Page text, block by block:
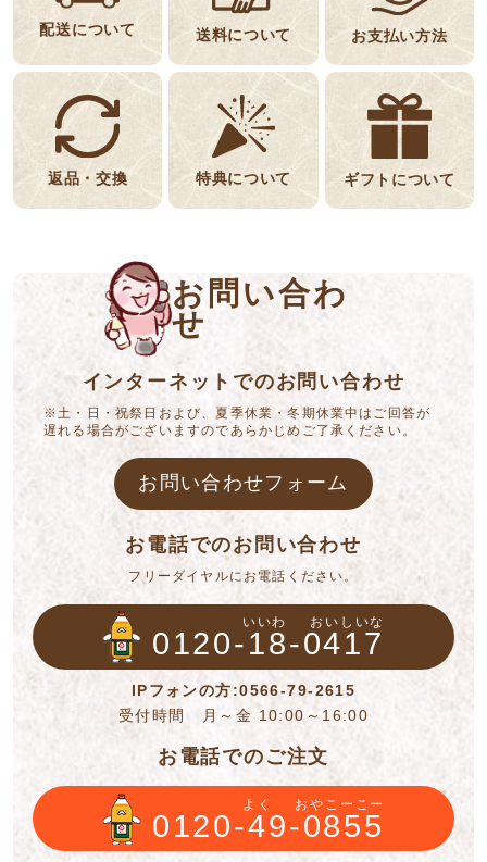
配送について 送料について お支払い方法
返品・交換 特典について ギフトについて
お問い合わ
せ
インターネットでのお問い合わせ
※土・日・祝祭日および、夏季休業・冬期休業中はご回答が
遅れる場合がございますのであらかじめご了承ください。
お問い合わせフォーム
お電話でのお問い合わせ
フリーダイヤルにお電話ください。
いいわ おいしいな
0120-18-0417
IPフォンの方:0566-79-2615
受付時間 月～金 10:00～16:00
お電話でのご注文
よく おやこーこー
0120-49-0855